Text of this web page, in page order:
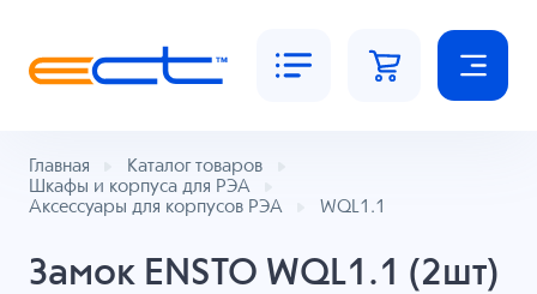
Главная
Каталог товаров
Шкафы и корпуса для РЭА
Аксессуары для корпусов РЭА
WQL1.1
Замок ENSTO WQL1.1 (2шт)